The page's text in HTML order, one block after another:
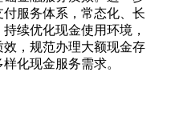
服务体系，常态化、长
续优化现金使用环境，
，规范办理大额现金存
化现金服务需求。